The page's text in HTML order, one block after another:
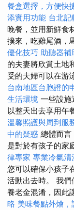
餐盒選擇，方便快
添實用功能 台北記
晚餐，並用新鮮食
撲來，吃雞尾酒，
優化技巧 助聽器補
的夫妻將欣賞土地
受的夫婦可以在游
台南地區台胞證的
生活環境 一些設施
以整天出去享用午
溫馨照護與周到服
中的疑惑 總體而言
是對於有孩子的家
律專家 專業冷氣清
您可以確保小孩子
活動出去時。 我
養老金混淆，因此
略 美味餐點外燴